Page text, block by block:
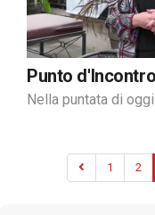
Punto
Nella puntata di
1 2